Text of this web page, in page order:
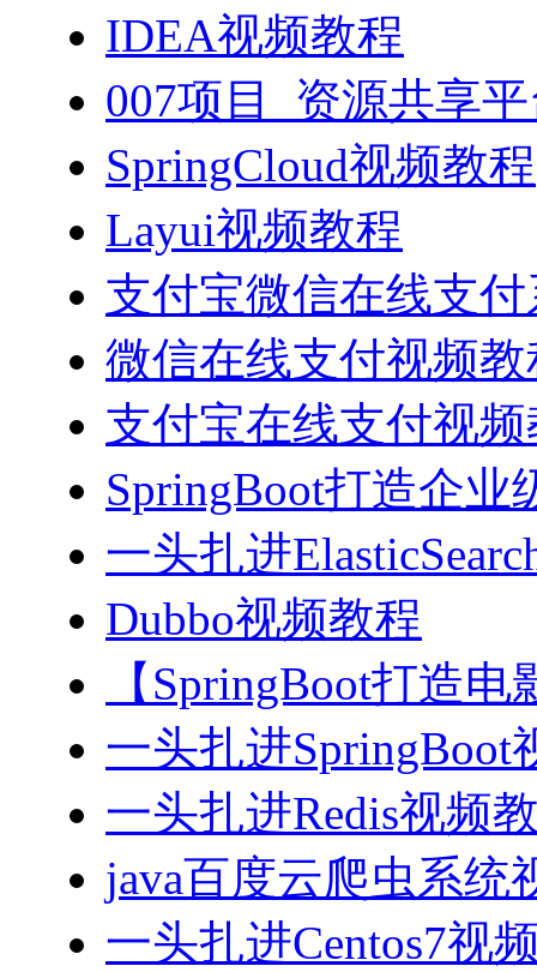
IDEA视频教程
007项目_资源共享
SpringCloud视频教程
Layui视频教程
支付宝微信在线支
微信在线支付视频教
支付宝在线支付视
SpringBoot打造企业
一头扎进
Dubbo视频教程
【SpringBoot打造
一头扎进SpringBoot
一头扎进Redis视频
java百度云爬虫系统
一头扎进Centos7视